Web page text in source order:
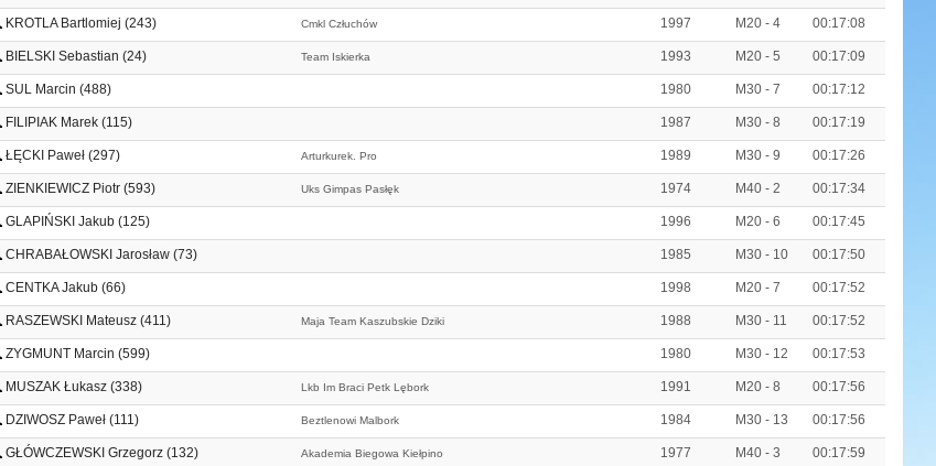
KROTLA Bartlomiej (243) Cmkl Człuchów 1997 M20 - 4 00:17:08
BIELSKI Sebastian (24) Team Iskierka 1993 M20 - 5 00:17:09
SUL Marcin (488) 1980 M30 - 7 00:17:12
FILIPIAK Marek (115) 1987 M30 - 8 00:17:19
ŁĘCKI Paweł (297) Arturkurek. Pro 1989 M30 - 9 00:17:26
ZIENKIEWICZ Piotr (593) Uks Gimpas Pasłęk 1974 M40 - 2 00:17:34
GLAPIŃSKI Jakub (125) 1996 M20 - 6 00:17:45
CHRABAŁOWSKI Jarosław (73) 1985 M30 - 10 00:17:50
CENTKA Jakub (66) 1998 M20 - 7 00:17:52
RASZEWSKI Mateusz (411) Maja Team Kaszubskie Dziki 1988 M30 - 11 00:17:52
ZYGMUNT Marcin (599) 1980 M30 - 12 00:17:53
MUSZAK Łukasz (338) Lkb Im Braci Petk Lębork 1991 M20 - 8 00:17:56
DZIWOSZ Paweł (111) Beztlenowi Malbork 1984 M30 - 13 00:17:56
GŁÓWCZEWSKI Grzegorz (132) Akademia Biegowa Kiełpino 1977 M40 - 3 00:17:59